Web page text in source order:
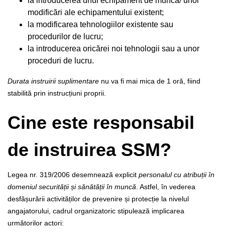
modificări ale echipamentului existent;
la modificarea tehnologiilor existente sau
procedurilor de lucru;
la introducerea oricărei noi tehnologii sau a unor
proceduri de lucru.
Durata instruirii suplimentare nu va fi mai mica de 1 oră, fiind
stabilită prin instrucțiuni proprii.
Cine este responsabil
de instruirea SSM?
Legea nr. 319/2006 desemnează explicit personalul cu atribuții în
domeniul securității și sănătății în muncă. Astfel, în vederea
desfășurării activităților de prevenire și protecție la nivelul
angajatorului, cadrul organizatoric stipulează implicarea
următorilor actori: